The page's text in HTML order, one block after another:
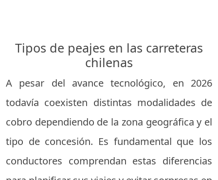
Tipos de peajes en las carreteras
chilenas
A pesar del avance tecnológico, en 2026
todavía coexisten distintas modalidades de
cobro dependiendo de la zona geográfica y el
tipo de concesión. Es fundamental que los
conductores comprendan estas diferencias